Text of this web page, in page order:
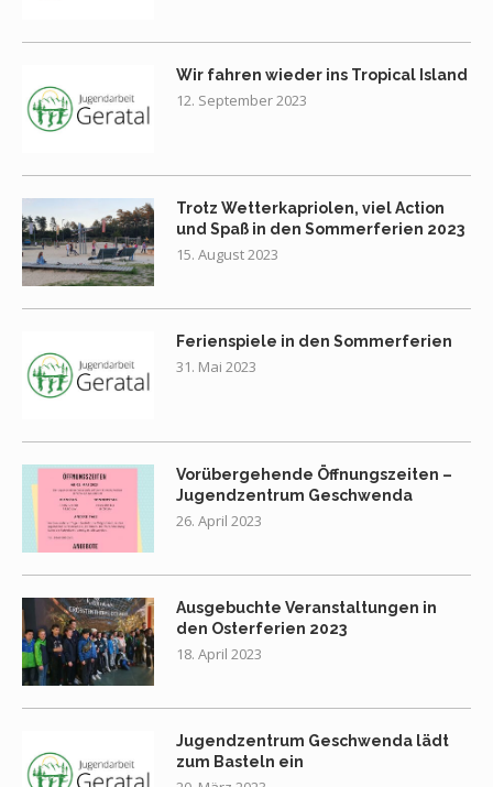
Wir fahren wieder ins Tropical Island
12. September 2023
Trotz Wetterkapriolen, viel Action
und Spaß in den Sommerferien 2023
15. August 2023
Ferienspiele in den Sommerferien
31. Mai 2023
Vorübergehende Öffnungszeiten –
Jugendzentrum Geschwenda
26. April 2023
Ausgebuchte Veranstaltungen in
den Osterferien 2023
18. April 2023
Jugendzentrum Geschwenda lädt
zum Basteln ein